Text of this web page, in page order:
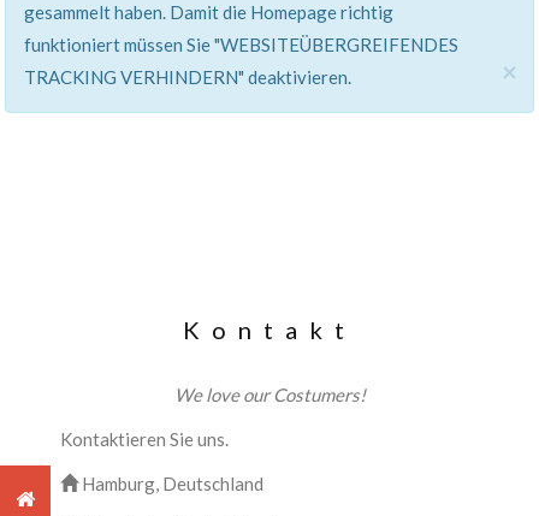
gesammelt haben. Damit die Homepage richtig
funktioniert müssen Sie "WEBSITEÜBERGREIFENDES
TRACKING VERHINDERN" deaktivieren.
×
Kontakt
We love our Costumers!
Kontaktieren Sie uns.
Hamburg, Deutschland